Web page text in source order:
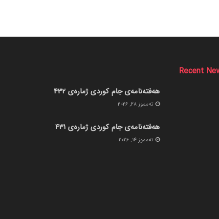
Recent
هەفتەنامەی جام کوردی ژمارەی 432
ته‌مموز 28, 2026
هەفتەنامەی جام کوردی ژمارەی 431
ته‌مموز 14, 2026